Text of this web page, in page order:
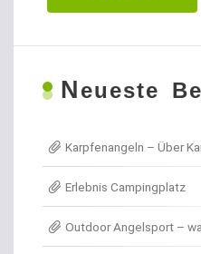
Angel- / Jagd- &
Angelkoffer
Angelrollen für das
Neueste
Karpfenangeln – Über
Erlebnis Campingplatz
Outdoor Angelsport –